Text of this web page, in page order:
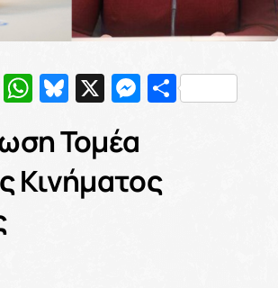
WhatsApp
Bluesky
X
Τομέα
Κινήματος